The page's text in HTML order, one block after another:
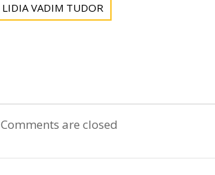
LIDIA VADIM TUDOR
navigation
Comments are closed